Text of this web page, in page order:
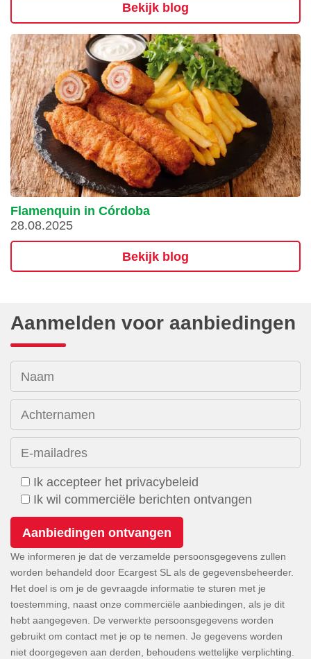
Bekijk blog
Flamenquin in Córdoba
28.08.2025
Bekijk blog
Aanmelden voor aanbiedingen
Naam
Achternamen
E-mailadres
Ik accepteer het privacybeleid
Ik wil commerciële berichten ontvangen
We informeren je dat de verzamelde persoonsgegevens zullen
worden behandeld door Ecargest SL als de gegevensbeheerder.
Het doel is om je de gevraagde informatie te sturen met je
toestemming, naast onze commerciële aanbiedingen, als je dit
hebt aangegeven. De verwerkte persoonsgegevens worden
gebruikt om contact met je op te nemen. Je gegevens worden
niet doorgegeven aan derden, behoudens wettelijke verplichting.